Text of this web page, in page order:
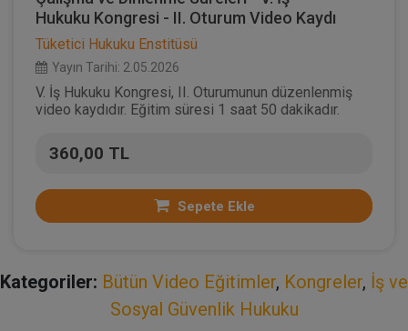
Hukuku Kongresi - II. Oturum Video Kaydı
Tüketici Hukuku Enstitüsü
Yayın Tarihi: 2.05.2026
V. İş Hukuku Kongresi, II. Oturumunun düzenlenmiş
video kaydıdır. Eğitim süresi 1 saat 50 dakikadır.
360,00 TL
Sepete Ekle
Kategoriler: Bütün Video Eğitimler, Kongreler, İş ve
Sosyal Güvenlik Hukuku